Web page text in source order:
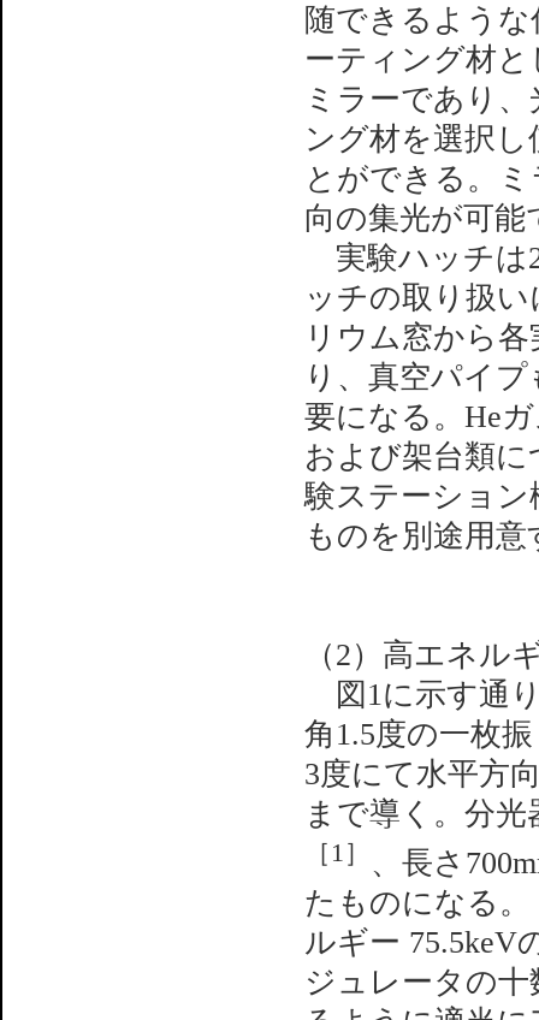
随できるよう
ーティング材と
ミラーであり
ング材を選択
とができる。
向の集光が可能
実験ハッチは
ッチの取り扱
リウム窓から
り、真空パイ
要になる。He
および架台類
験ステーショ
ものを別途用
（2）高エネル
図1に示す通
角1.5度の一枚
3度にて水平方
まで導く。分
［1］ 、長さ
たものになる。
ルギー 75.5keV
ジュレータの